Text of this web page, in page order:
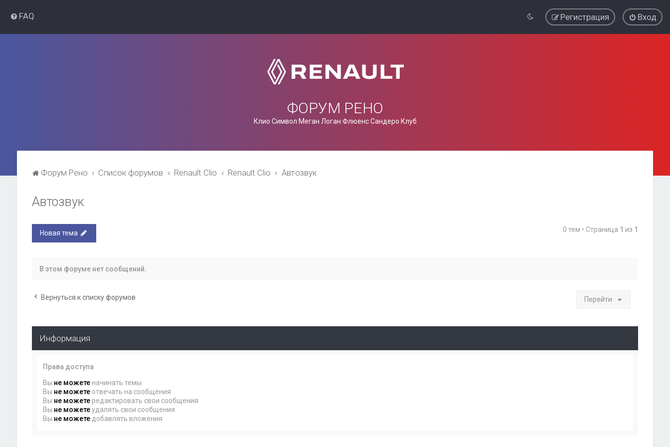
FAQ Вход
Регистрация
ФОРУМ РЕНО
Клио Символ Меган Логан Флюенс Сандеро Клуб
Форум Рено Список форумов Renault Clio Renault Clio Автозвук
Автозвук
Новая тема 0 тем • Страница 1 из 1
В этом форуме нет сообщений.
Вернуться к списку форумов Перейти
Информация
Права доступа
Вы не можетеначинать темы
Вы не можетеотвечать на сообщения
Вы не можетередактировать свои сообщения
Вы не можетеудалять свои сообщения
Вы не можетедобавлять вложения